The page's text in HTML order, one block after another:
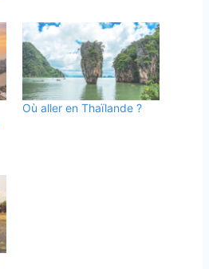
Où aller en Thaïlande ?